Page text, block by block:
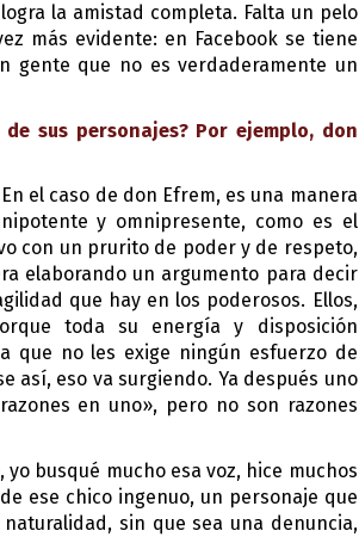
la amistad completa. Falta un pelo
más evidente: en Facebook se tiene
gente que no es verdaderamente un
sus personajes? Por ejemplo, don
el caso de don Efrem, es una manera
y omnipresente, como es el
con un prurito de poder y de respeto,
elaborando un argumento para decir
que hay en los poderosos. Ellos,
toda su energía y disposición
que no les exige ningún esfuerzo de
así, eso va surgiendo. Ya después uno
en uno», pero no son razones
, yo busqué mucho esa voz, hice muchos
ese chico ingenuo, un personaje que
sin que sea una denuncia,